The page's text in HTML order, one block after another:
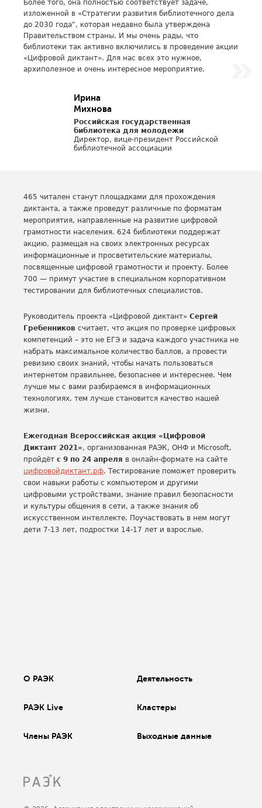
Более того, она полностью соответствует задаче,
изложенной в «Стратегии развития библиотечного дела
до 2030 года", которая недавно была утверждена
Правительством страны. И мы очень рады, что
библиотеки так активно включились в проведение акции
«Цифровой диктант». Для нас всех это нужное,
архиполезное и очень интересное мероприятие.
Ирина
Михнова
Российская государственная
библиотека для молодежи
Директор, вице-президент Российской
библиотечной ассоциации
465 читален станут площадками для прохождения
диктанта, а также проведут различные по форматам
мероприятия, направленные на развитие цифровой
грамотности населения. 624 библиотеки поддержат
акцию, размещая на своих электронных ресурсах
информационные и просветительские материалы,
посвященные цифровой грамотности и проекту. Более
700 — примут участие в специальном корпоративном
тестировании для библиотечных специалистов.
Руководитель проекта «Цифровой диктант» Сергей
Гребенников считает, что акция по проверке цифровых
компетенций – это не ЕГЭ и задача каждого участника не
набрать максимальное количество баллов, а провести
ревизию своих знаний, чтобы начать пользоваться
интернетом правильнее, безопаснее и интереснее. Чем
лучше мы с вами разбираемся в информационных
технологиях, тем лучше становится качество нашей
жизни.
Ежегодная Всероссийская акция «Цифровой
Диктант 2021», организованная РАЭК, ОНФ и Microsoft,
пройдёт с 9 по 24 апреля в онлайн-формате на сайте
цифровойдиктант.рф. Тестирование поможет проверить
свои навыки работы с компьютером и другими
цифровыми устройствами, знание правил безопасности
и культуры общения в сети, а также знания об
искусственном интеллекте. Поучаствовать в нем могут
дети 7-13 лет, подростки 14-17 лет и взрослые.
О РАЭК Деятельность
РАЭК Live Кластеры
Члены РАЭК Выходные данные